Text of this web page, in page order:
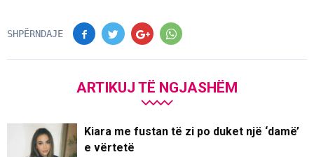
SHPËRNDAJE
ARTIKUJ TË NGJASHËM
Kiara me fustan të zi po duket një ‘damë’
e vërtetë